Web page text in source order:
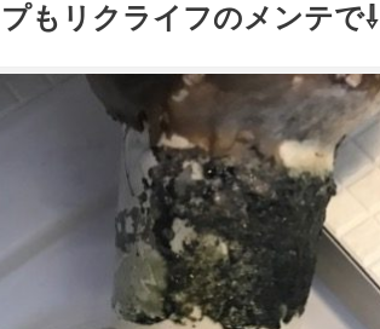
もリクライフのメンテで⇩